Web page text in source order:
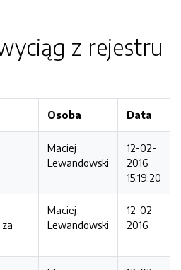
z rejestru
Osoba Data
Maciej
Lewandowski
12-02-
2016
15:19:20
Maciej
Lewandowski
12-02-
2016